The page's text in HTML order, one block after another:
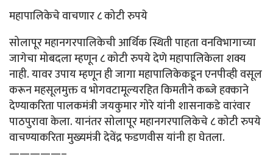
महापालिकेचे वाचणार ८ कोटी रुपये
सोलापूर महानगरपालिकेची आर्थिक स्थिती पाहता वनविभागाच्या
जागेचा मोबदला म्हणून ८ कोटी रुपये देणे महापालिकेला शक्य
नाही. यावर उपाय म्हणून ही जागा महापालिकेकडून एनपीव्ही वसूल
करून महसूलमुक्त व भोगवटामूल्यरहित किमतीने कब्जे हक्काने
देण्याकरिता पालकमंत्री जयकुमार गोरे यांनी शासनाकडे वारंवार
पाठपुरावा केला. यानंतर सोलापूर महानगरपालिकेचे ८ कोटी रुपये
वाचण्याकरिता मुख्यमंत्री देवेंद्र फडणवीस यांनी हा घेतला.
—————–